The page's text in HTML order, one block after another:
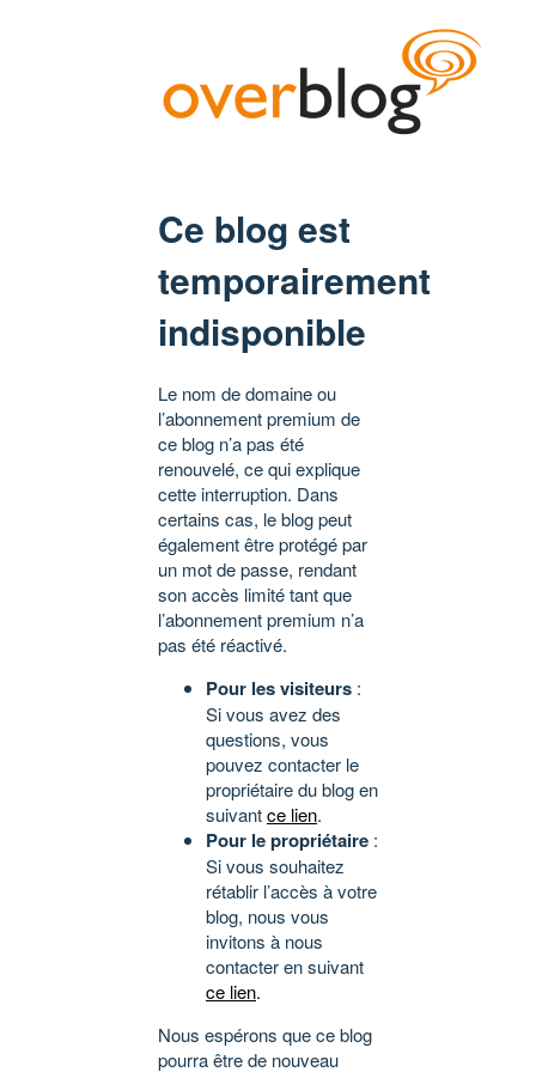
Ce blog est
temporairement
indisponible
Le nom de domaine ou
l’abonnement premium de
ce blog n’a pas été
renouvelé, ce qui explique
cette interruption. Dans
certains cas, le blog peut
également être protégé par
un mot de passe, rendant
son accès limité tant que
l’abonnement premium n’a
pas été réactivé.
Pour les visiteurs :
Si vous avez des
questions, vous
pouvez contacter le
propriétaire du blog en
suivantce lien.
Pour le propriétaire :
Si vous souhaitez
rétablir l’accès à votre
blog, nous vous
invitons à nous
contacter en suivant
ce lien.
Nous espérons que ce blog
pourra être de nouveau